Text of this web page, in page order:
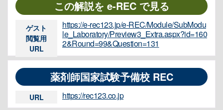
この解説を e-REC で見る
ゲスト
閲覧用
URL
https://e-rec123.jp/e-REC/Module/SubModu
le_Laboratory/Preview3_Extra.aspx?id=160
2&Round=99&Question=131
薬剤師国家試験予備校 REC
URL https://rec123.co.jp